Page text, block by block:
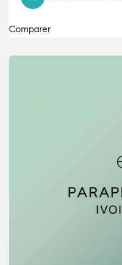
Comparer